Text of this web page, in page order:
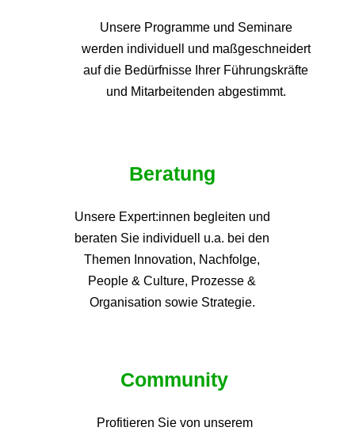
Unsere Programme und Seminare
werden individuell und maßgeschneidert
auf die Bedürfnisse Ihrer Führungskräfte
und Mitarbeitenden abgestimmt.
Beratung
Unsere Expert:innen begleiten und
beraten Sie individuell u.a. bei den
Themen Innovation, Nachfolge,
People & Culture, Prozesse &
Organisation sowie Strategie.
Community
Profitieren Sie von unserem